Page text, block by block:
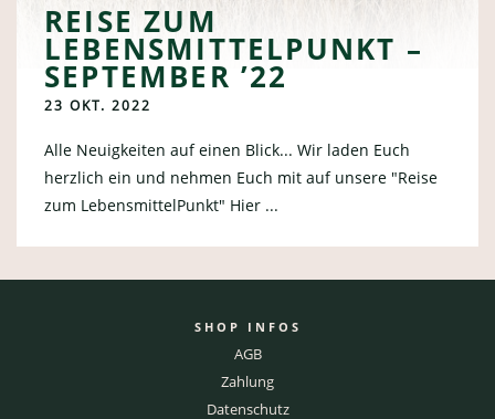
REISE ZUM
LEBENSMITTELPUNKT –
SEPTEMBER ’22
23 OKT. 2022
Alle Neuigkeiten auf einen Blick... Wir laden Euch
herzlich ein und nehmen Euch mit auf unsere "Reise
zum LebensmittelPunkt" Hier ...
SHOP INFOS
AGB
Zahlung
Datenschutz